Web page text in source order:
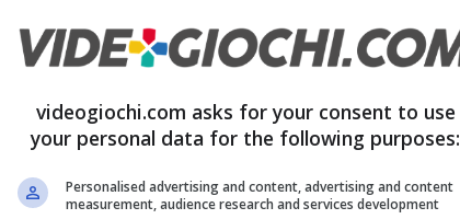
per le carte virtuali sia che si tratti di
che si tratti di un’espansione per il nuovo gioco
di riferimento. Nelle ultime espansioni poi il
in versione ex, e anche in questa nuova
videogiochi.com asks for your consent to use
your personal data for the following purposes:
Personalised advertising and content, advertising and content
measurement, audience research and services development